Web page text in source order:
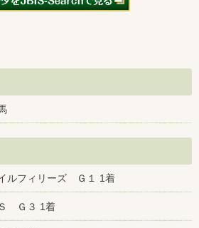
ルフィリーズ Ｇ１ 1着
Ｇ３ 1着